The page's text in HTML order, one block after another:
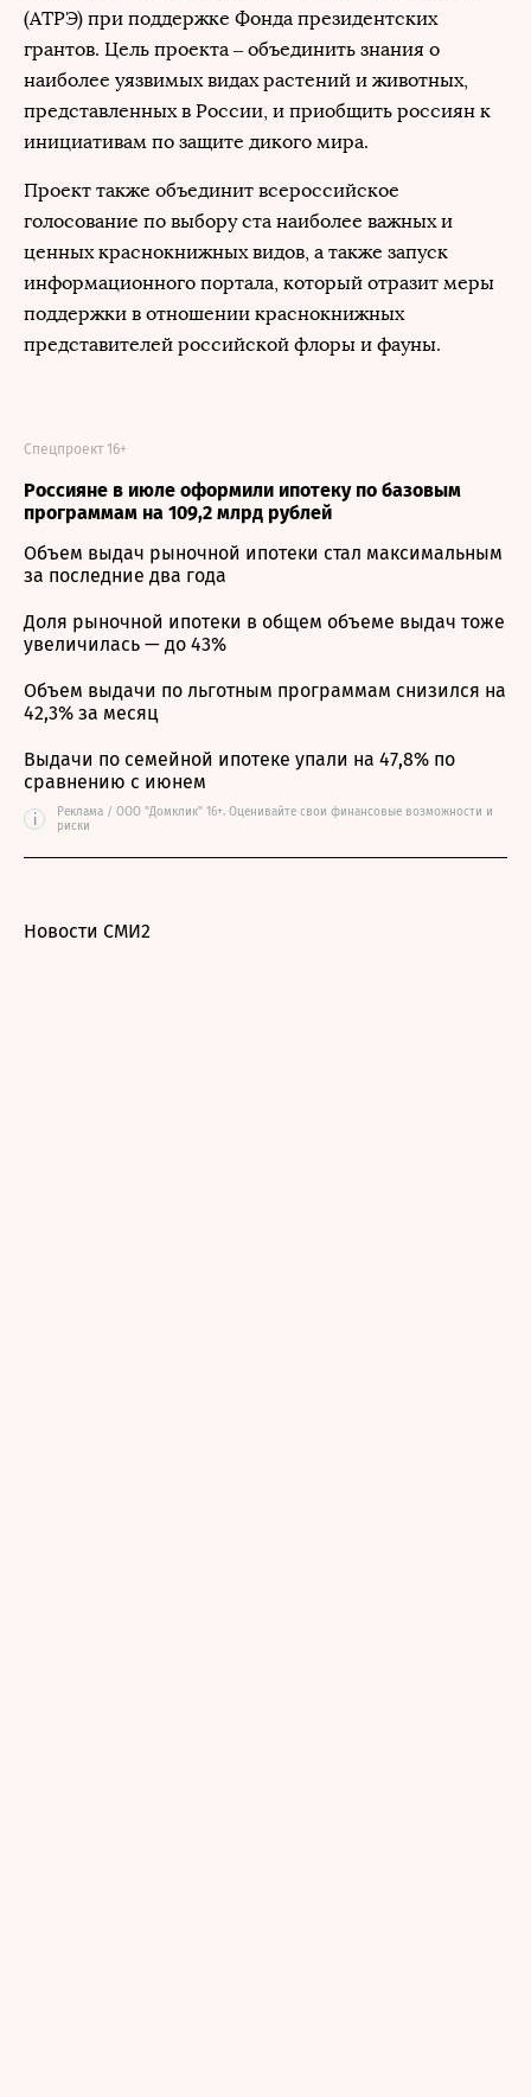
(АТРЭ) при поддержке Фонда президентских
грантов. Цель проекта – объединить знания о
наиболее уязвимых видах растений и животных,
представленных в России, и приобщить россиян к
инициативам по защите дикого мира.
Проект также объединит всероссийское
голосование по выбору ста наиболее важных и
ценных краснокнижных видов, а также запуск
информационного портала, который отразит меры
поддержки в отношении краснокнижных
представителей российской флоры и фауны.
Россияне в июле оформили ипотеку по базовым
программам на 109,2 млрд рублей
Спецпроект 16+
Объем выдач рыночной ипотеки стал максимальным
за последние два года
Доля рыночной ипотеки в общем объеме выдач тоже
увеличилась — до 43%
Объем выдачи по льготным программам снизился на
42,3% за месяц
Выдачи по семейной ипотеке упали на 47,8% по
сравнению с июнем
i
Реклама / ООО "Домклик" 16+. Оценивайте свои финансовые возможности и
риски
Новости СМИ2